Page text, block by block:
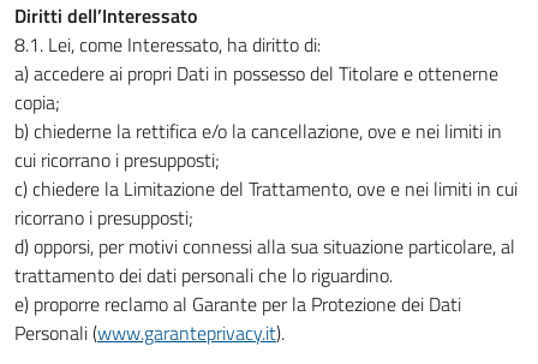
Diritti dell’Interessato
8.1. Lei, come Interessato, ha diritto di:
a) accedere ai propri Dati in possesso del Titolare e ottenerne
copia;
b) chiederne la rettifica e/o la cancellazione, ove e nei limiti in
cui ricorrano i presupposti;
c) chiedere la Limitazione del Trattamento, ove e nei limiti in cui
ricorrano i presupposti;
d) opporsi, per motivi connessi alla sua situazione particolare, al
trattamento dei dati personali che lo riguardino.
e) proporre reclamo al Garante per la Protezione dei Dati
Personali (www.garanteprivacy.it).